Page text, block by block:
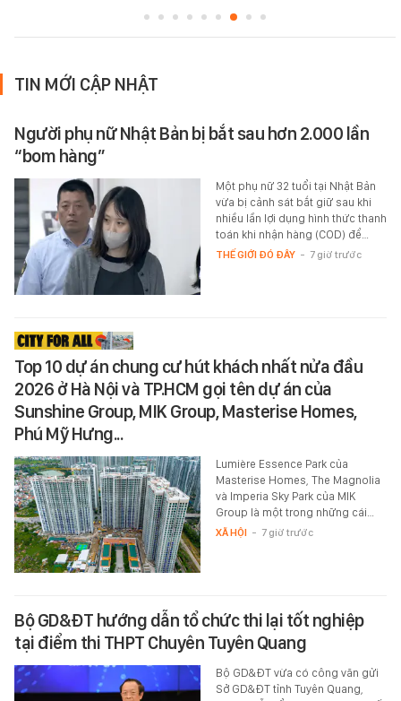
TIN MỚI CẬP NHẬT
Người phụ nữ Nhật Bản bị bắt sau hơn 2.000 lần
“bom hàng”
Một phụ nữ 32 tuổi tại Nhật Bản
vừa bị cảnh sát bắt giữ sau khi
nhiều lần lợi dụng hình thức thanh
toán khi nhận hàng (COD) để…
THẾ GIỚI ĐÓ ĐÂY - 7 giờ trước
Top 10 dự án chung cư hút khách nhất nửa đầu
2026 ở Hà Nội và TP.HCM gọi tên dự án của
Sunshine Group, MIK Group, Masterise Homes,
Phú Mỹ Hưng...
Lumière Essence Park của
Masterise Homes, The Magnolia
và Imperia Sky Park của MIK
Group là một trong những cái…
XÃ HỘI - 7 giờ trước
Bộ GD&ĐT hướng dẫn tổ chức thi lại tốt nghiệp
tại điểm thi THPT Chuyên Tuyên Quang
Bộ GD&ĐT vừa có công văn gửi
Sở GD&ĐT tỉnh Tuyên Quang,